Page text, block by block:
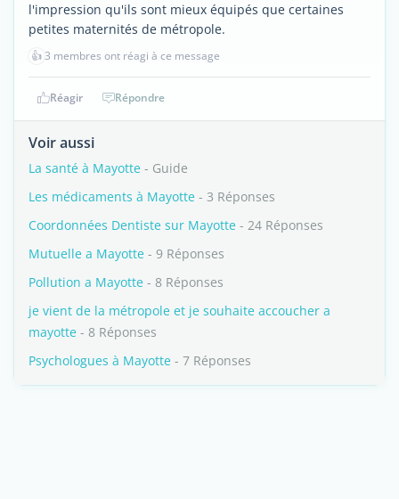
l'impression qu'ils sont mieux équipés que certaines
petites maternités de métropole.
👍3 membres ont réagi à ce message
Réagir Répondre
Voir aussi
La santé à Mayotte - Guide
Les médicaments à Mayotte - 3 Réponses
Coordonnées Dentiste sur Mayotte - 24 Réponses
Mutuelle a Mayotte - 9 Réponses
Pollution a Mayotte - 8 Réponses
je vient de la métropole et je souhaite accoucher a
mayotte - 8 Réponses
Psychologues à Mayotte - 7 Réponses